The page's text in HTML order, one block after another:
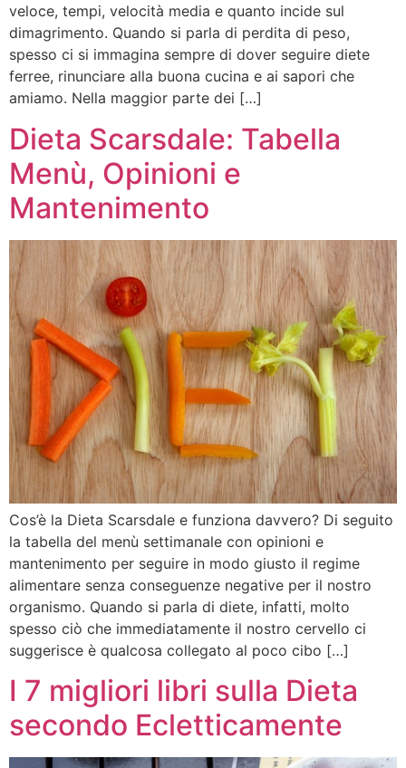
veloce, tempi, velocità media e quanto incide sul
dimagrimento. Quando si parla di perdita di peso,
spesso ci si immagina sempre di dover seguire diete
ferree, rinunciare alla buona cucina e ai sapori che
amiamo. Nella maggior parte dei […]
Dieta Scarsdale: Tabella
Menù, Opinioni e
Mantenimento
Cos’è la Dieta Scarsdale e funziona davvero? Di seguito
la tabella del menù settimanale con opinioni e
mantenimento per seguire in modo giusto il regime
alimentare senza conseguenze negative per il nostro
organismo. Quando si parla di diete, infatti, molto
spesso ciò che immediatamente il nostro cervello ci
suggerisce è qualcosa collegato al poco cibo […]
I 7 migliori libri sulla Dieta
secondo Ecletticamente